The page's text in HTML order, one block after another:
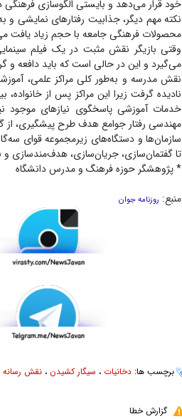
خود قرار می‌دهد و بایستی الگوسازی
نکته مهم دیگر، جذابیت رفتار‌های نمایشی
محصولات فرهنگی جامعه با حجم زیاد یافت
وقتی بازیگر نقش مثبت در یک فیلم
می‌گیرد و این در حالی است که باید دافعه و
نقش مدرسه و به‌طور کلی مراکز علمی،
نادیده گرفت زیرا این مراکز پس از
خدمات آموزشی پاسخگوی نیاز‌های موجود
مهندسی رفتار جوامع هدف طرح پیشگیری، از
سازمان‌ها و دستگاه‌های زیرمجموعه قوای
تا گفتمان‌سازی، جریان‌سازی، هدف‌مندسازی
* پژوهشگر حوزه فرهنگ و مدرس دانشگاه
منبع: روزنامه جوان
برچسب ها: دخانیات ، سیگار کشیدن ، نقش رسانه
گزارش خطا